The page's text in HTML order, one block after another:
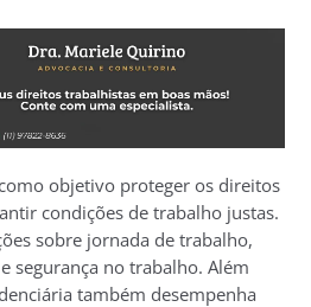
objetivo proteger os direitos
condições de trabalho justas.
sobre jornada de trabalho,
segurança no trabalho. Além
também desempenha